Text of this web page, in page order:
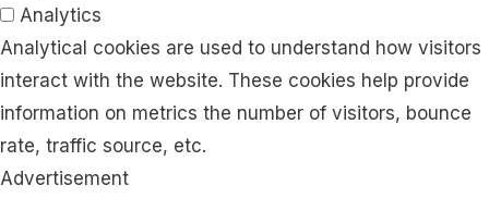
Analytics
Analytical cookies are used to understand how visitors
interact with the website. These cookies help provide
information on metrics the number of visitors, bounce
rate, traffic source, etc.
Advertisement